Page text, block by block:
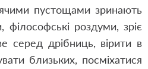
пустощами зринають
філософські роздуми, зріє
серед дрібниць, вірити в
близьких, посміхатися